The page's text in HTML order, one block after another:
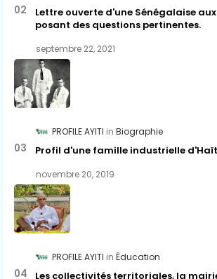
Lettre ouverte d'une Sénégalaise
posant des questions pertinentes.
septembre 22, 2021
PROFILE AYITI Biographie
Profil d'une famille industrielle
novembre 20, 2019
PROFILE AYITI Éducation
Les collectivités territoriales, la